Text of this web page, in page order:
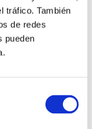
tráfico. También
de redes
pueden